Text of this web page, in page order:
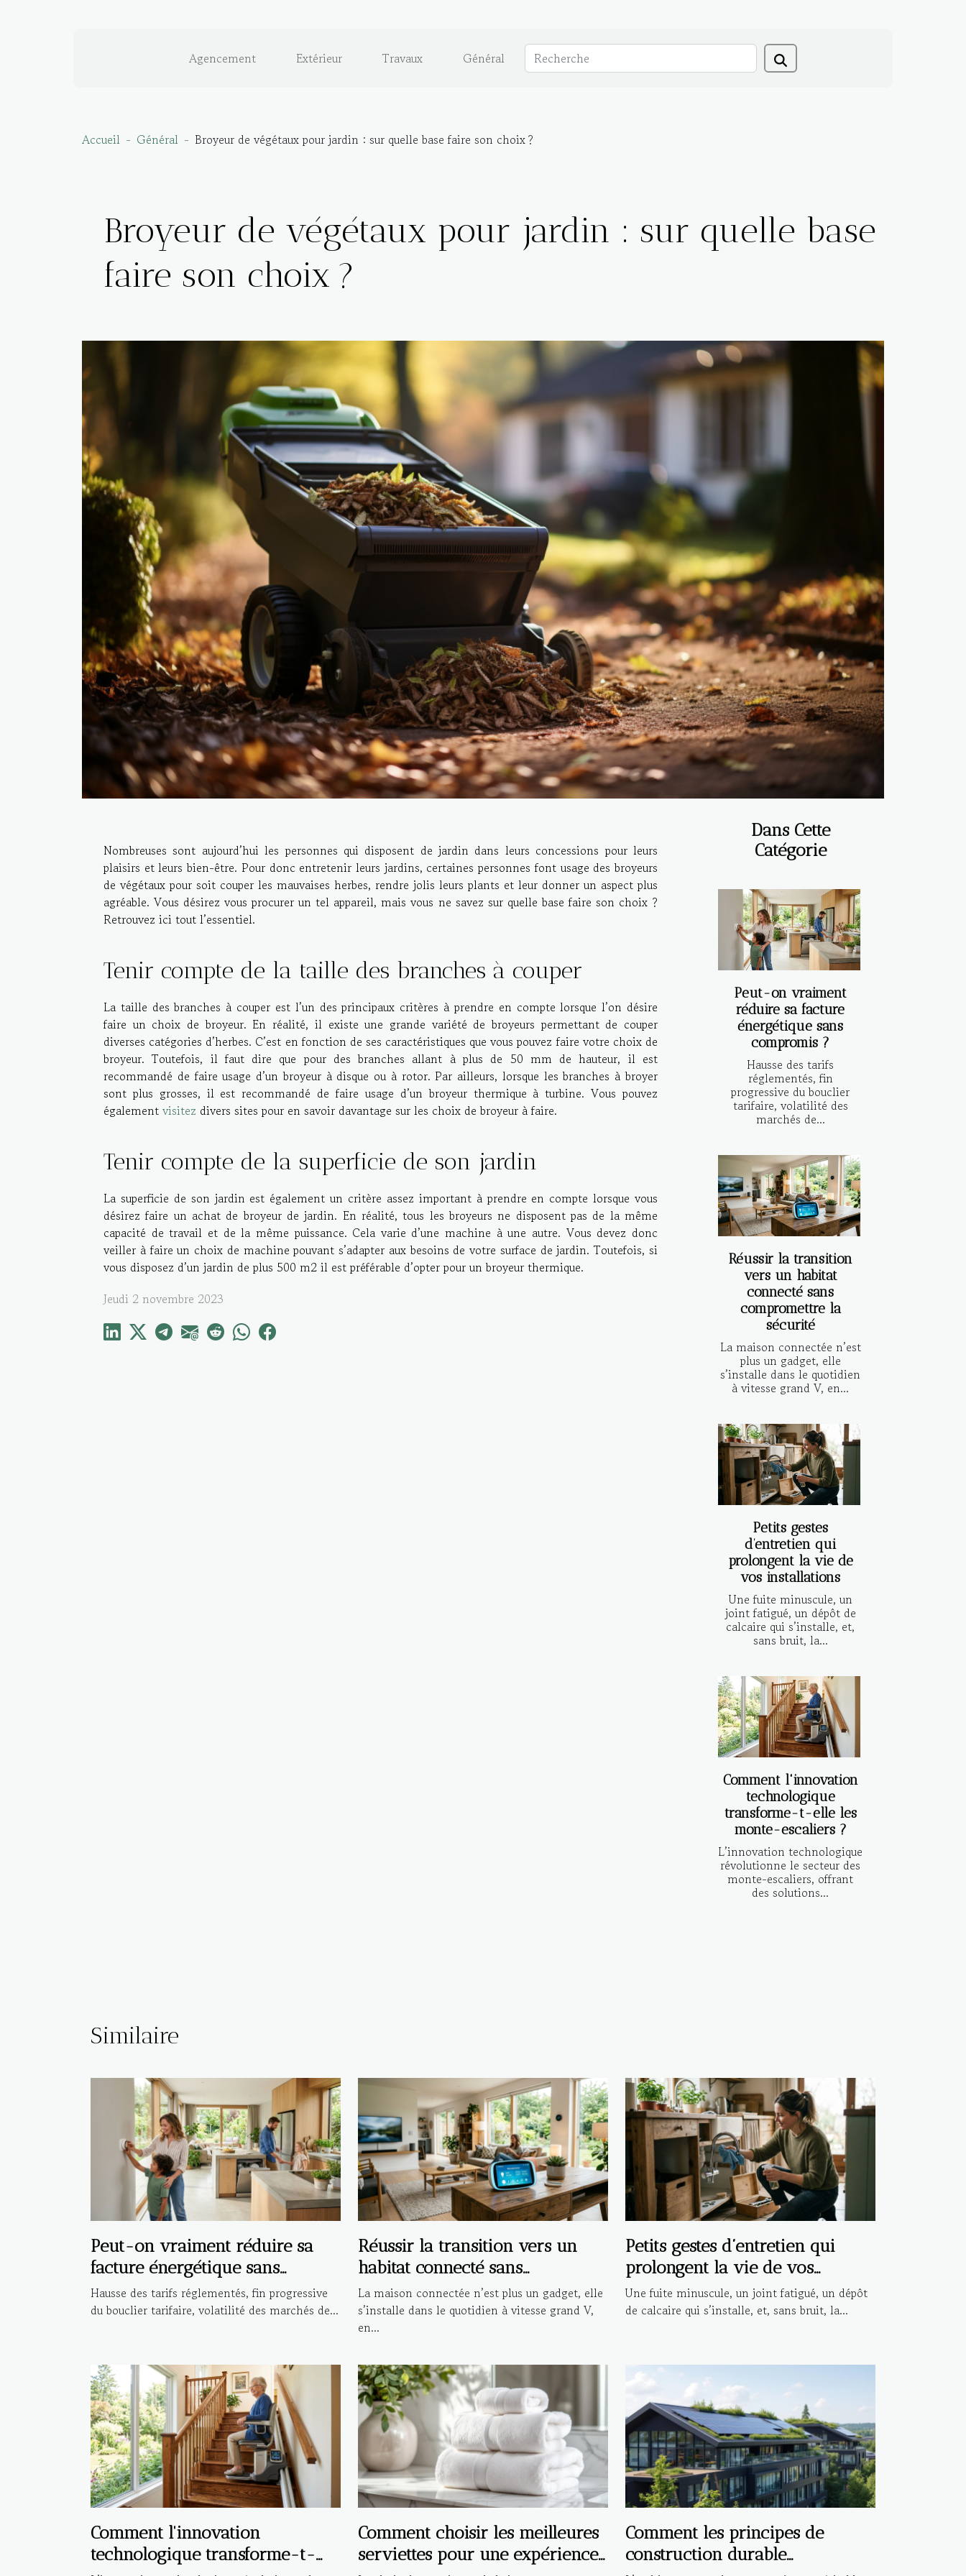
Agencement Extérieur Travaux Général
Accueil Général Broyeur de végétaux pour jardin : sur quelle base faire son choix ?
Broyeur de végétaux pour jardin : sur quelle base
faire son choix ?
Nombreuses sont aujourd’hui les personnes qui disposent de jardin dans leurs concessions pour leurs
plaisirs et leurs bien-être. Pour donc entretenir leurs jardins, certaines personnes font usage des broyeurs
de végétaux pour soit couper les mauvaises herbes, rendre jolis leurs plants et leur donner un aspect plus
agréable. Vous désirez vous procurer un tel appareil, mais vous ne savez sur quelle base faire son choix ?
Retrouvez ici tout l’essentiel.
Tenir compte de la taille des branches à couper
La taille des branches à couper est l’un des principaux critères à prendre en compte lorsque l’on désire
faire un choix de broyeur. En réalité, il existe une grande variété de broyeurs permettant de couper
diverses catégories d’herbes. C’est en fonction de ses caractéristiques que vous pouvez faire votre choix de
broyeur. Toutefois, il faut dire que pour des branches allant à plus de 50 mm de hauteur, il est
recommandé de faire usage d’un broyeur à disque ou à rotor. Par ailleurs, lorsque les branches à broyer
sont plus grosses, il est recommandé de faire usage d’un broyeur thermique à turbine. Vous pouvez
également visitez divers sites pour en savoir davantage sur les choix de broyeur à faire.
Tenir compte de la superficie de son jardin
La superficie de son jardin est également un critère assez important à prendre en compte lorsque vous
désirez faire un achat de broyeur de jardin. En réalité, tous les broyeurs ne disposent pas de la même
capacité de travail et de la même puissance. Cela varie d’une machine à une autre. Vous devez donc
veiller à faire un choix de machine pouvant s’adapter aux besoins de votre surface de jardin. Toutefois, si
vous disposez d’un jardin de plus 500 m2 il est préférable d’opter pour un broyeur thermique.
Jeudi 2 novembre 2023
Dans Cette
Catégorie
Peut-on vraiment
réduire sa facture
énergétique sans
compromis ?
Hausse des tarifs
réglementés, fin
progressive du bouclier
tarifaire, volatilité des
marchés de...
Réussir la transition
vers un habitat
connecté sans
compromettre la
sécurité
La maison connectée n’est
plus un gadget, elle
s’installe dans le quotidien
à vitesse grand V, en...
Petits gestes
d’entretien qui
prolongent la vie de
vos installations
Une fuite minuscule, un
joint fatigué, un dépôt de
calcaire qui s’installe, et,
sans bruit, la...
Comment l'innovation
technologique
transforme-t-elle les
monte-escaliers ?
L’innovation technologique
révolutionne le secteur des
monte-escaliers, offrant
des solutions...
Similaire
Peut-on vraiment réduire sa
facture énergétique sans
compromis ?
Hausse des tarifs réglementés, fin progressive
du bouclier tarifaire, volatilité des marchés de...
Réussir la transition vers un
habitat connecté sans
compromettre la sécurité
La maison connectée n’est plus un gadget, elle
s’installe dans le quotidien à vitesse grand V,
en...
Petits gestes d’entretien qui
prolongent la vie de vos
installations
Une fuite minuscule, un joint fatigué, un dépôt
de calcaire qui s’installe, et, sans bruit, la...
Comment l'innovation
technologique transforme-t-
Comment choisir les meilleures
serviettes pour une expérience
Comment les principes de
construction durable